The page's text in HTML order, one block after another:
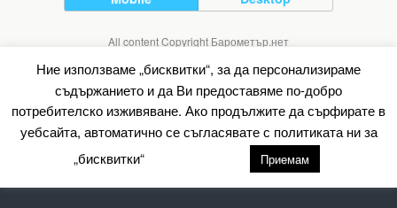
All content Copyright Барометър.нет
Ние използваме „бисквитки“, за да персонализираме
съдържанието и да Ви предоставяме по-добро
потребителско изживяване. Ако продължите да сърфирате в
уебсайта, автоматично се съгласявате с политиката ни за
„бисквитки“
Приемам